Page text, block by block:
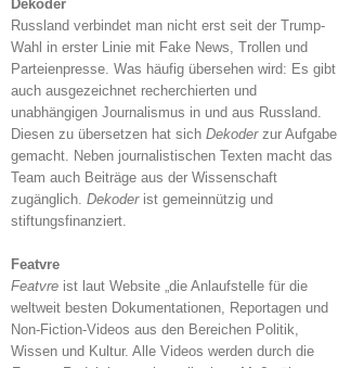
Dekoder
Russland verbindet man nicht erst seit der Trump-
Wahl in erster Linie mit Fake News, Trollen und
Parteienpresse. Was häufig übersehen wird: Es gibt
auch ausgezeichnet recherchierten und
unabhängigen Journalismus in und aus Russland.
Diesen zu übersetzen hat sich Dekoderzur Aufgabe
gemacht. Neben journalistischen Texten macht das
Team auch Beiträge aus der Wissenschaft
zugänglich. Dekoderist gemeinnützig und
stiftungsfinanziert.
Featvre
Featvre ist laut Website „die Anlaufstelle für die
weltweit besten Dokumentationen, Reportagen und
Non-Fiction-Videos aus den Bereichen Politik,
Wissen und Kultur. Alle Videos werden durch die